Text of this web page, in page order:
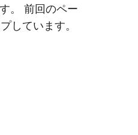
。 前回のペー
しています。